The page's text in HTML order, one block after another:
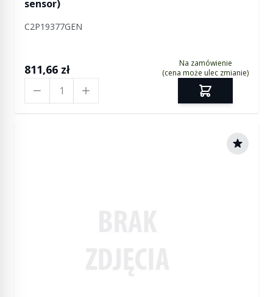
sensor)
C2P19377GEN
811,66 zł
Na zamówienie
(cena może ulec zmianie)